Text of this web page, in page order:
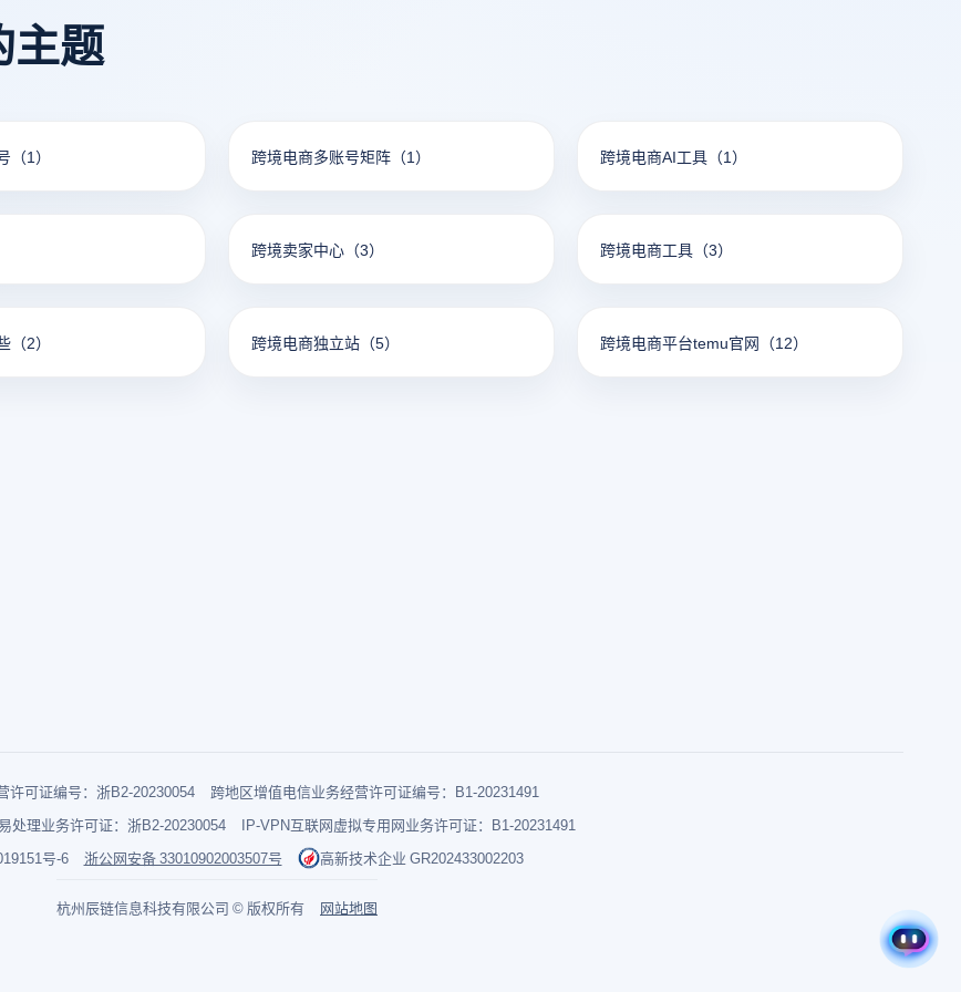
主题
（1） 跨境电商多账号矩阵 （1） 跨境电商AI工具 （1）
跨境卖家中心 （3） 跨境电商工具 （3）
（2） 跨境电商独立站 （5） 跨境电商平台temu官网 （12）
许可证编号：浙B2-20230054
跨地区增值电信业务经营许可证编号：B1-20231491
处理业务许可证：浙B2-20230054
IP-VPN互联网虚拟专用网业务许可证：B1-20231491
号-6
浙公网安备 33010902003507号 高新技术企业 GR202433002203
杭州辰链信息科技有限公司 © 版权所有 网站地图